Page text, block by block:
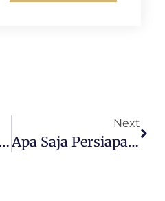
Ingin Jadi PNS? Ini Referensi 5 Sekolah Kedinasan Yang Langsung Jadi PNS
Next
Apa Saja Persiapan Tes Sekolah Kedinasan Yang Harus Dibawa? Berikut Ulasannya